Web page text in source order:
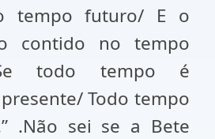
tempo futuro/ E o
contido no tempo
todo tempo é
Todo tempo
.Não sei se a Bete